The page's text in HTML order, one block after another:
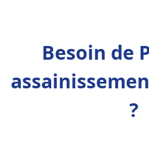
Besoin de
?